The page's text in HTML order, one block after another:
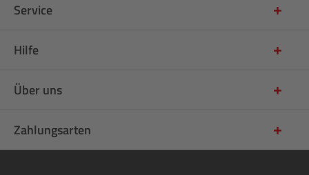
Service
Hilfe
Über uns
Zahlungsarten